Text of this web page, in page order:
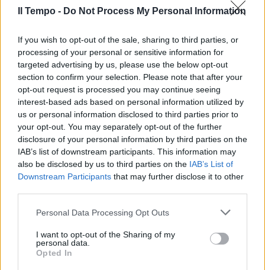
Il Tempo - Do Not Process My Personal Information
If you wish to opt-out of the sale, sharing to third parties, or
processing of your personal or sensitive information for
targeted advertising by us, please use the below opt-out
section to confirm your selection. Please note that after your
opt-out request is processed you may continue seeing
interest-based ads based on personal information utilized by
us or personal information disclosed to third parties prior to
your opt-out. You may separately opt-out of the further
disclosure of your personal information by third parties on the
IAB’s list of downstream participants. This information may
also be disclosed by us to third parties on the IAB’s List of
Downstream Participants that may further disclose it to other
Personal Data Processing Opt Outs
I want to opt-out of the Sharing of my
personal data.
Opted In
In evidenza